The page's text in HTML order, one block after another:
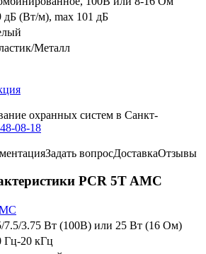
дБ (Вт/м), max 101 дБ
Металл
охранных систем в Санкт-
08-18
Задать вопросДоставкаОтзывы
PCR 5T AMC
7.5/3.75 Вт (100В) или 25 Вт (16 Ом)
Гц-20 кГц